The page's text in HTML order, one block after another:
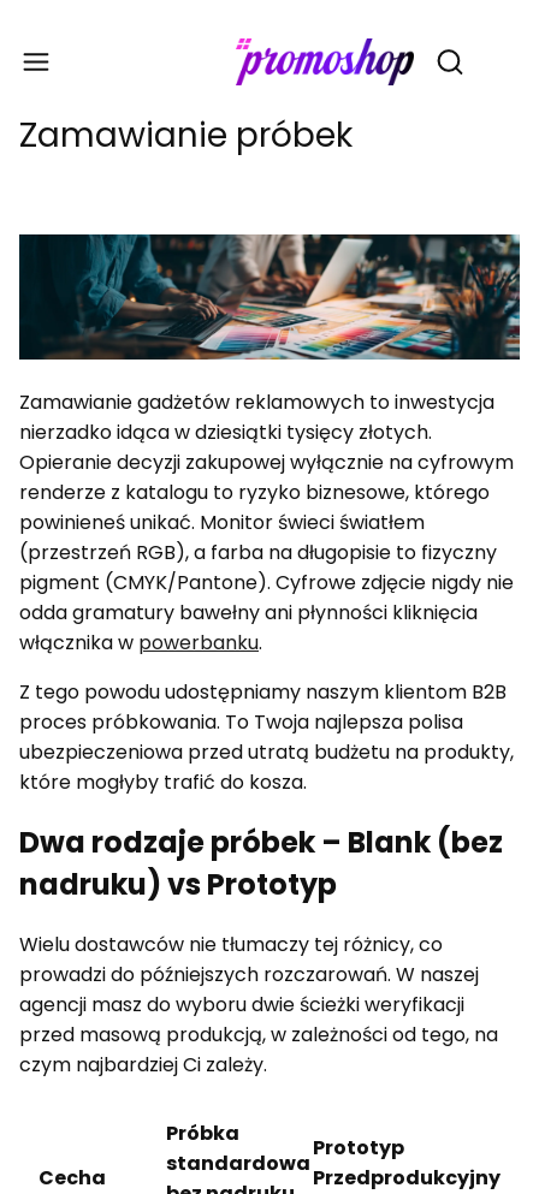
Otwórz
Zamawianie próbek
Zamawianie gadżetów reklamowych to inwestycja
nierzadko idąca w dziesiątki tysięcy złotych.
Opieranie decyzji zakupowej wyłącznie na cyfrowym
renderze z katalogu to ryzyko biznesowe, którego
powinieneś unikać. Monitor świeci światłem
(przestrzeń RGB), a farba na długopisie to fizyczny
pigment (CMYK/Pantone). Cyfrowe zdjęcie nigdy nie
odda gramatury bawełny ani płynności kliknięcia
włącznika w powerbanku.
Z tego powodu udostępniamy naszym klientom B2B
proces próbkowania. To Twoja najlepsza polisa
ubezpieczeniowa przed utratą budżetu na produkty,
które mogłyby trafić do kosza.
Dwa rodzaje próbek – Blank (bez
nadruku) vs Prototyp
Wielu dostawców nie tłumaczy tej różnicy, co
prowadzi do późniejszych rozczarowań. W naszej
agencji masz do wyboru dwie ścieżki weryfikacji
przed masową produkcją, w zależności od tego, na
czym najbardziej Ci zależy.
Cecha
Próbka
standardowa
Prototyp
Przedprodukcyjny